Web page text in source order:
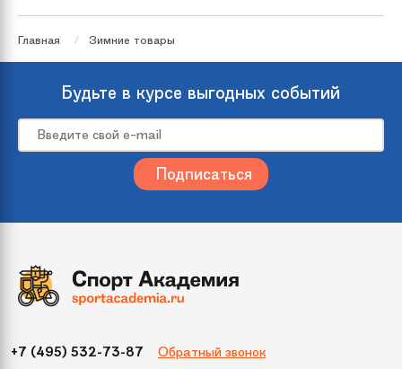
Вес 1.5 кг
Тюбинг: 6 месяцев. Камера: нет
гарантии.
Рекомендуемый
от 3 лет
Главная Зимние товары
Будьте в курсе выгодных событий
+7 (495) 532-73-87 Обратный звонок